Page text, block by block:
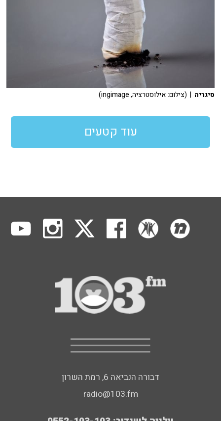
סיגריה | (צילום: אילוסטרציה, ingimage)
עוד קטעים
דבורה הנביאה 6, רמת השרון
radio@103.fm